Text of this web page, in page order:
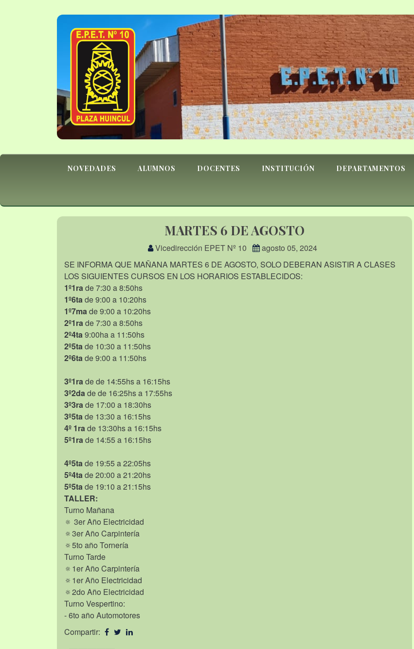
NOVEDADES ALUMNOS DOCENTES INSTITUCIÓN DEPARTAMENTOS
MARTES 6 DE AGOSTO
Vicedirección EPET Nº 10
agosto 05, 2024
SE INFORMA QUE MAÑANA MARTES 6 DE AGOSTO, SOLO DEBERAN ASISTIR A CLASES
LOS SIGUIENTES CURSOS EN LOS HORARIOS ESTABLECIDOS:
1º1rade 7:30 a 8:50hs
1º6tade 9:00 a 10:20hs
1º7made 9:00 a 10:20hs
2º1rade 7:30 a 8:50hs
2º4ta9:00ha a 11:50hs
2º5tade 10:30 a 11:50hs
2º6tade 9:00 a 11:50hs
3º1rade de 14:55hs a 16:15hs
3º2dade de 16:25hs a 17:55hs
3º3rade 17:00 a 18:30hs
3º5tade 13:30 a 16:15hs
4º 1rade 13:30hs a 16:15hs
5º1rade 14:55 a 16:15hs
4º5tade 19:55 a 22:05hs
5º4tade 20:00 a 21:20hs
5º5tade 19:10 a 21:15hs
TALLER:
Turno Mañana
🔅 3er Año Electricidad
🔅3er Año Carpintería
🔅5to año Tornería
Turno Tarde
🔅1er Año Carpintería
🔅1er Año Electricidad
🔅2do Año Electricidad
Turno Vespertino:
- 6to año Automotores
Compartir: